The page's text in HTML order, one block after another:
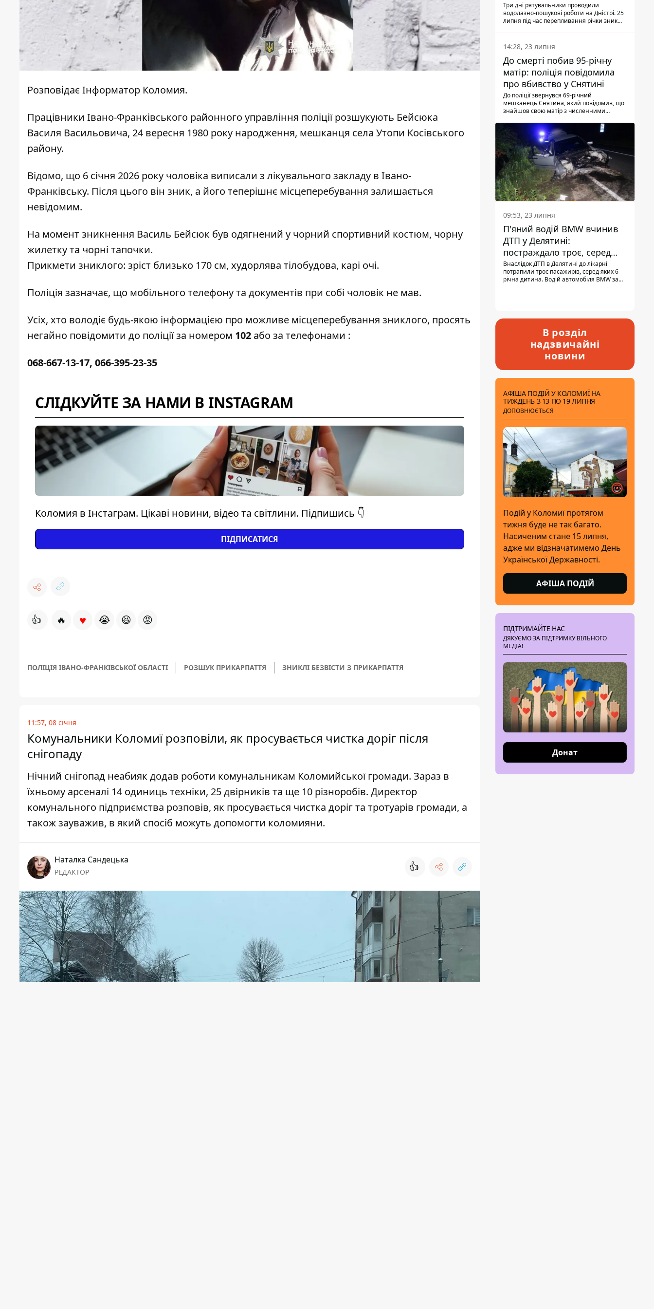
Розповідає Інформатор Коломия.
Працівники Івано-Франківського районного управління поліціїрозшукують Бейсюка
Василя Васильовича, 24 вересня 1980 року народження, мешканця села Утопи Косівського
району.
Відомо, що 6 січня 2026 року чоловіка виписали з лікувального закладу в Івано-
Франківську. Після цього він зник, а його теперішнє місцеперебування залишається
невідомим.
На момент зникнення Василь Бейсюк був одягнений у чорний спортивний костюм, чорну
жилетку та чорні тапочки.
Прикмети зниклого: зріст близько 170 см, худорлява тілобудова, карі очі.
Поліція зазначає, що мобільного телефону та документів при собі чоловік не мав.
Усіх, хто володіє будь-якою інформацією про можливе місцеперебування зниклого, просять
негайно повідомити до поліції за номером 102 або за телефонами :
068-667-13-17, 066-395-23-35
СЛІДКУЙТЕ ЗА НАМИ В INSTAGRAM
Коломия в Інстаграм. Цікаві новини, відео та світлини. Підпишись 👇
ПІДПИСАТИСЯ
👍 🔥 ♥ 😭 😆 😡
ПОЛІЦІЯ ІВАНО-ФРАНКІВСЬКОЇ ОБЛАСТІ РОЗШУК ПРИКАРПАТТЯ ЗНИКЛІ БЕЗВІСТИ З ПРИКАРПАТТЯ
11:57, 08 січня
Комунальники Коломиї розповіли, як просувається чистка доріг після
снігопаду
Нічний снігопад неабияк додав роботи комунальникам Коломийської громади. Зараз в
їхньому арсеналі 14 одиниць техніки, 25 двірників та ще 10 різноробів. Директор
комунального підприємства розповів, як просувається чистка доріг та тротуарів громади, а
також зауважив, в який спосіб можуть допомогти коломияни.
Наталка Сандецька
РЕДАКТОР 👍
Три дні рятувальники проводили
водолазно-пошукові роботи на Дністрі. 25
липня під час перепливання річки зник
виявили тіло.
14:28, 23 липня
До смерті побив 95-річну
матір: поліція повідомила
про вбивство у Снятині
До поліції звернувся 69-річний
мешканець Снятина, який повідомив, що
знайшов свою матір з численними
з'ясували правоохоронці, ці травми жінці
наніс її син.
09:53, 23 липня
П'яний водій BMW вчинив
ДТП у Делятині:
постраждало троє, серед
них - дитина
Внаслідок ДТП в Делятині до лікарні
потрапили троє пасажирів, серед яких 6-
річна дитина. Водій автомобіля BMW за
В розділ
надзвичайні
новини
АФІША ПОДІЙ У КОЛОМИЇ НА
ТИЖДЕНЬ З 13 ПО 19 ЛИПНЯ
ДОПОВНЮЄТЬСЯ
Подій у Коломиї протягом
тижня буде не так багато.
Насиченим стане 15 липня,
адже ми відзначатимемо День
Української Державності.
АФІША ПОДІЙ
ПІДТРИМАЙТЕ НАС
ДЯКУЄМО ЗА ПІДТРИМКУ ВІЛЬНОГО
МЕДІА!
Донат